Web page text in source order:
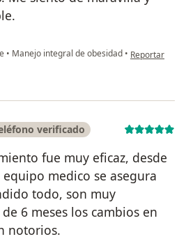
• Manejo integral de obesidad • en opinión
Reportar
verificado
fue muy eficaz, desde
medico se asegura
todo, son muy
6 meses los cambios en
notorios.